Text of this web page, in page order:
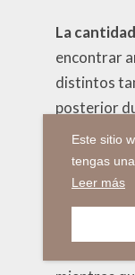
La
encontrar
distintos
posterior
que
ver
Este sitio
tengas
Leer más